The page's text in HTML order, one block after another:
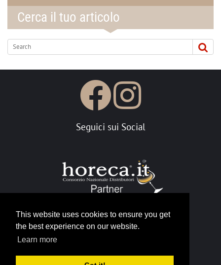
This website uses cookies to ensure you get
the best experience on our website.
Learn more
Cerca il tuo articolo
Seguici sui Social
info@horeca.it